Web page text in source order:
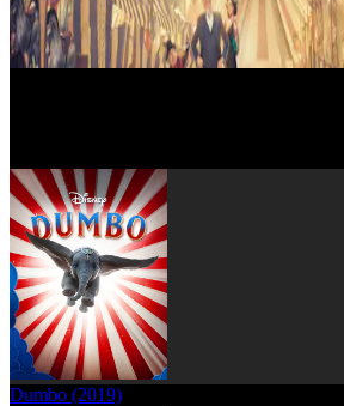
Dumbo (2019)